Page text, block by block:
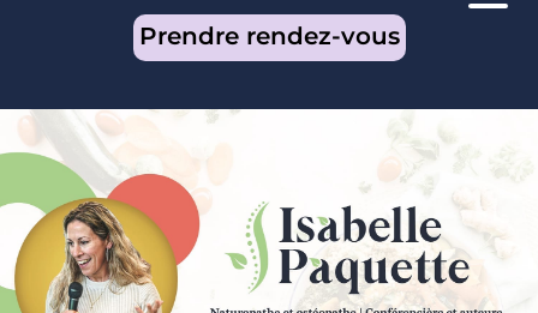
Prendre rendez-vous